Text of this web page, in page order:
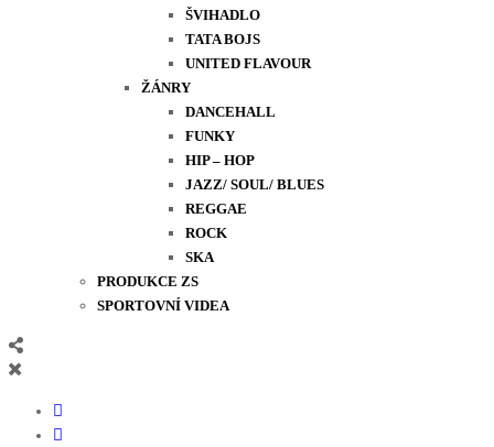
ŠVIHADLO
TATA BOJS
UNITED FLAVOUR
ŽÁNRY
DANCEHALL
FUNKY
HIP – HOP
JAZZ/ SOUL/ BLUES
REGGAE
ROCK
SKA
PRODUKCE ZS
SPORTOVNÍ VIDEA